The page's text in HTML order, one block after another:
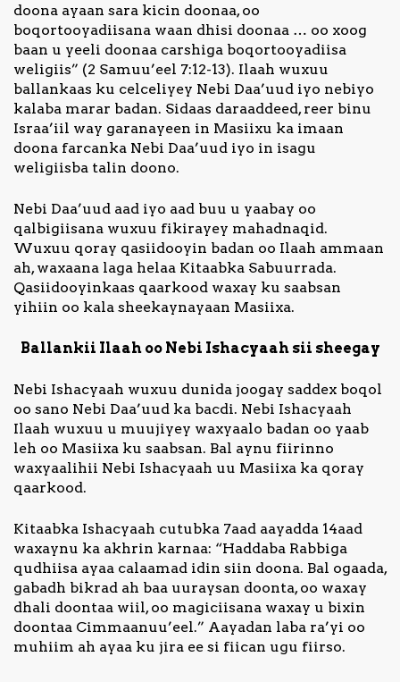
doona ayaan sara kicin doonaa, oo
boqortooyadiisana waan dhisi doonaa … oo xoog
baan u yeeli doonaa carshiga boqortooyadiisa
weligiis” (2 Samuu’eel 7:12-13). Ilaah wuxuu
ballankaas ku celceliyey Nebi Daa’uud iyo nebiyo
kalaba marar badan. Sidaas daraaddeed, reer binu
Israa’iil way garanayeen in Masiixu ka imaan
doona farcanka Nebi Daa’uud iyo in isagu
weligiisba talin doono.
Nebi Daa’uud aad iyo aad buu u yaabay oo
qalbigiisana wuxuu fikirayey mahadnaqid.
Wuxuu qoray qasiidooyin badan oo Ilaah ammaan
ah, waxaana laga helaa Kitaabka Sabuurrada.
Qasiidooyinkaas qaarkood waxay ku saabsan
yihiin oo kala sheekaynayaan Masiixa.
Ballankii Ilaah oo Nebi Ishacyaah sii sheegay
Nebi Ishacyaah wuxuu dunida joogay saddex boqol
oo sano Nebi Daa’uud ka bacdi. Nebi Ishacyaah
Ilaah wuxuu u muujiyey waxyaalo badan oo yaab
leh oo Masiixa ku saabsan. Bal aynu fiirinno
waxyaalihii Nebi Ishacyaah uu Masiixa ka qoray
qaarkood.
Kitaabka Ishacyaah cutubka 7aad aayadda 14aad
waxaynu ka akhrin karnaa: “Haddaba Rabbiga
qudhiisa ayaa calaamad idin siin doona. Bal ogaada,
gabadh bikrad ah baa uuraysan doonta, oo waxay
dhali doontaa wiil, oo magiciisana waxay u bixin
doontaa Cimmaanuu’eel.” Aayadan laba ra’yi oo
muhiim ah ayaa ku jira ee si fiican ugu fiirso.